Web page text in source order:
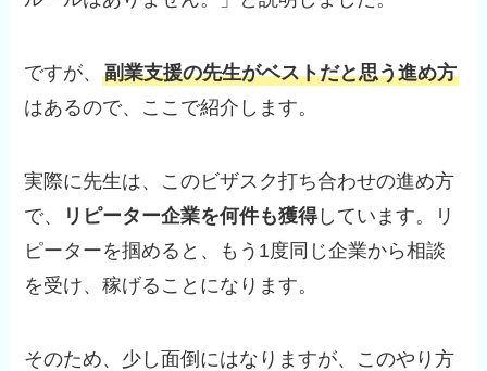
ですが、副業支援の先生がベストだと思う進め方
はあるので、ここで紹介します。
実際に先生は、このビザスク打ち合わせの進め方
で、
リピーター企業を何件も獲得しています。リ
ピーターを掴めると、もう1度同じ企業から相談
を受け、稼げることになります。
そのため、少し面倒にはなりますが、このやり方